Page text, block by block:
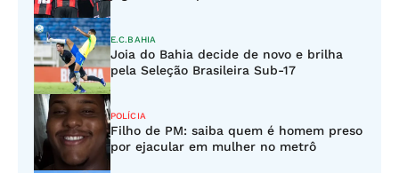
E.C.BAHIA
Joia do Bahia decide de novo e brilha
pela Seleção Brasileira Sub-17
POLÍCIA
Filho de PM: saiba quem é homem preso
por ejacular em mulher no metrô